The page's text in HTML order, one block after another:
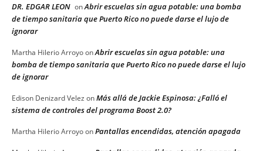
DR. EDGAR LEON onAbrir escuelas sin agua potable: una bomba
de tiempo sanitaria que Puerto Rico no puede darse el lujo de
ignorar
Martha Hilerio ArroyoonAbrir escuelas sin agua potable: una
bomba de tiempo sanitaria que Puerto Rico no puede darse el lujo
de ignorar
Edison Denizard Velez onMás allá de Jackie Espinosa: ¿Falló el
sistema de controles del programa Boost 2.0?
Martha Hilerio ArroyoonPantallas encendidas, atención apagada